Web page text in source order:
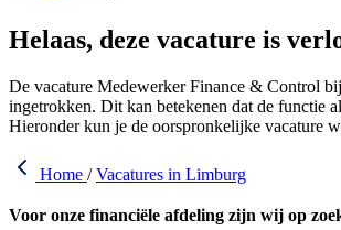
Helaas, deze vacature is
De vacature Medewerker Finance & Control
ingetrokken. Dit kan betekenen dat de functie
Hieronder kun je de oorspronkelijke vacature
Home / Vacatures in Limburg
Voor onze financiële afdeling zijn wij op